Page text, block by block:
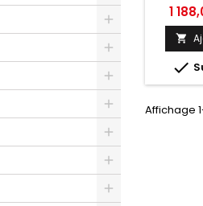
2008
Prix
1


Affichage